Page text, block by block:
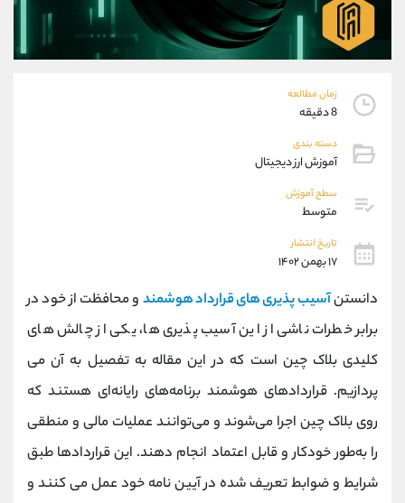
زمان مطالعه
8 دقیقه
دسته بندی
آموزش ارز دیجیتال
سطح آموزش
متوسط
تاریخ انتشار
۱۷ بهمن ۱۴۰۲
دانستنآسیب پذیری های قرارداد هوشمند و محافظت از خود در
برابر خطرات ناشی از این آسیب پذیری ها، یکی از چالش های
کلیدی بلاک چین است که در این مقاله به تفصیل به آن می
پردازیم. قراردادهای هوشمند برنامه‌های رایانه‌ای هستند که
روی بلاک چین اجرا می‌شوند و می‌توانند عملیات مالی و منطقی
را به‌طور خودکار و قابل اعتماد انجام دهند. این قراردادها طبق
شرایط و ضوابط تعریف شده در آیین نامه خود عمل می کنند و
09304891085
واتساپ شروع گفتگو
تلگرام @Armteam_admin_103
پشتیبان فروش
موبایل
اطلاعات تماس
تلفن 021-22021030
021-22021040
بدون پیش شماره 90001030
اینستاگرام @alireza.mehrabii
کانال تلگرام @alirezamehrabi_com
@alirezamehrabi_official